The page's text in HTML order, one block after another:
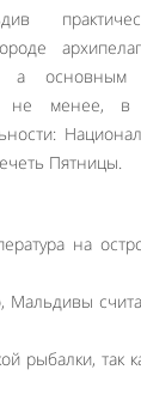
а основным
не менее,
Пятницы.
на
Мальдивы
рыбалки, так